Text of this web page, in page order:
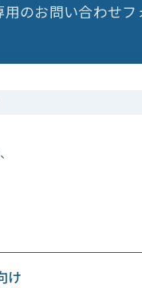
のお問い合わせフ
け